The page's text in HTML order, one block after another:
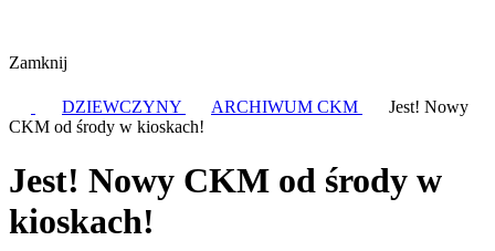
Zamknij
DZIEWCZYNY ARCHIWUM CKM
Jest! Nowy
CKM od środy w kioskach!
Jest! Nowy CKM od środy w
kioskach!